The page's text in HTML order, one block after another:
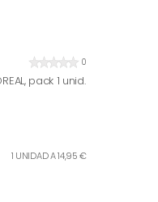
0
pack 1 unid.
1 UNIDAD A 14,95 €